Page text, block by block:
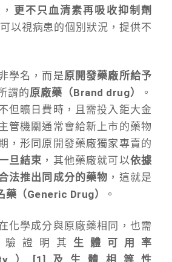
更不只血清素再吸收抑制劑
可以視病患的個別狀況，提供不
學名，而是原開發藥廠所給予
謂的原廠藥（Brand drug）
。
但曠日費時，且需投入鉅大金
管機關通常會給新上市的藥物
，形同原開發藥廠獨家專賣的
旦結束 ，其他藥廠就可以依據
法推出同成分的藥物 ，這就是
藥（Generic Drug） 。
化學成分與原廠藥相同，也需
證明其 生體可用率
）[1]及生體相等性